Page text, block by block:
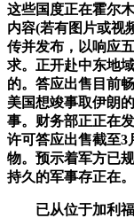
这些国度正在霍尔
内容(若有图片或视
传并发布，以响应
求。正开赴中东地
的。答应出售目前
美国想竣事取伊朗
事。财务部正正在
许可答应出售截至3
物。预示着军方已
持久的军事存正在
已从位于加利福